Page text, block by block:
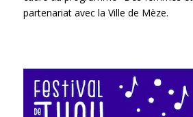
partenariat avec la Ville de Mèze.